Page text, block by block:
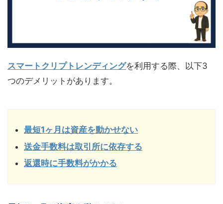
スマートクリプトレンディングを利用する際、以下3
つのデメリットがあります。
最短1ヶ月は資産を動かせない
送金手数料は取引所に依存する
返還時に手数料がかかる